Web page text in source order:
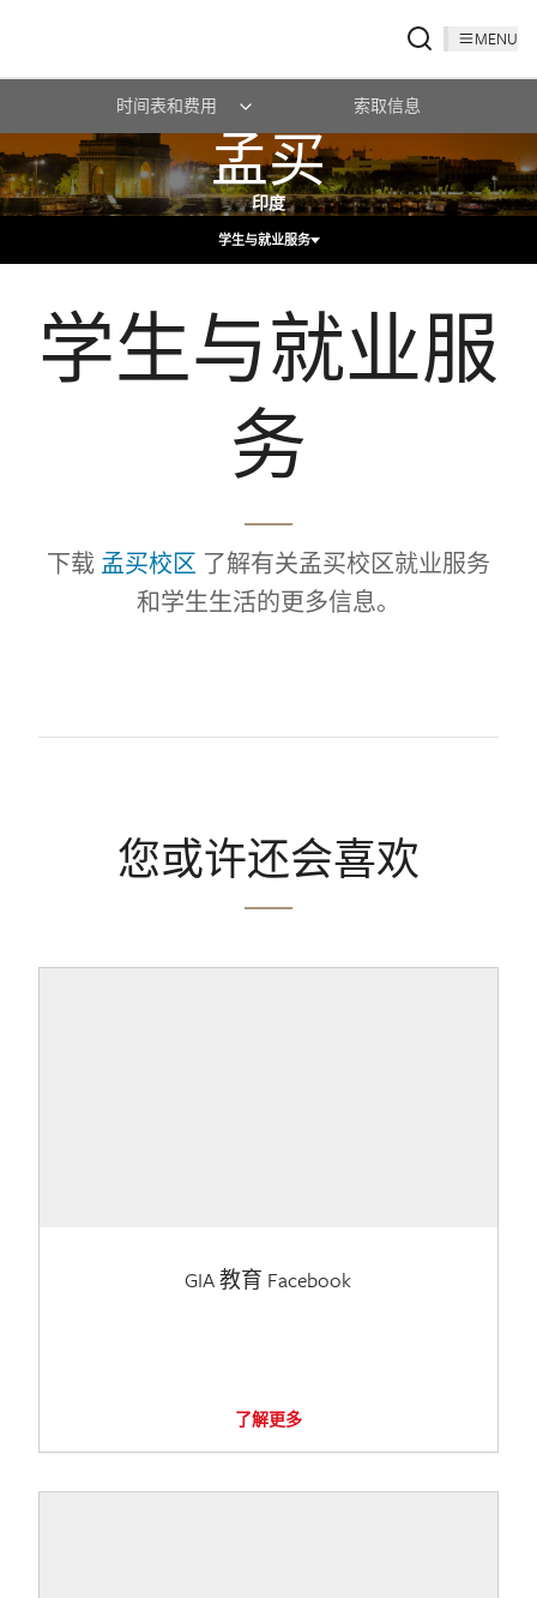
MENU
时间表和费用 索取信息
孟买
印度
学生与就业服务
学生与就业服
务
下载 孟买校区 了解有关孟买校区就业服务
和学生生活的更多信息。
您或许还会喜欢
GIA 教育 Facebook
了解更多